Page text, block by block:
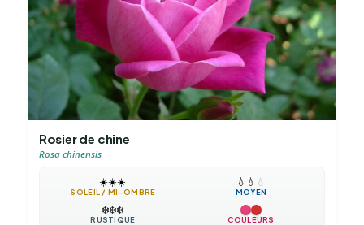
Rosier de chine
Rosa chinensis
☀️☀️☀️
SOLEIL / MI-OMBRE
💧 💧 💧
MOYEN
❄️❄️❄️
RUSTIQUE COULEURS